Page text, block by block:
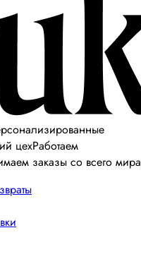
цехРаботаем
заказы со всего мира